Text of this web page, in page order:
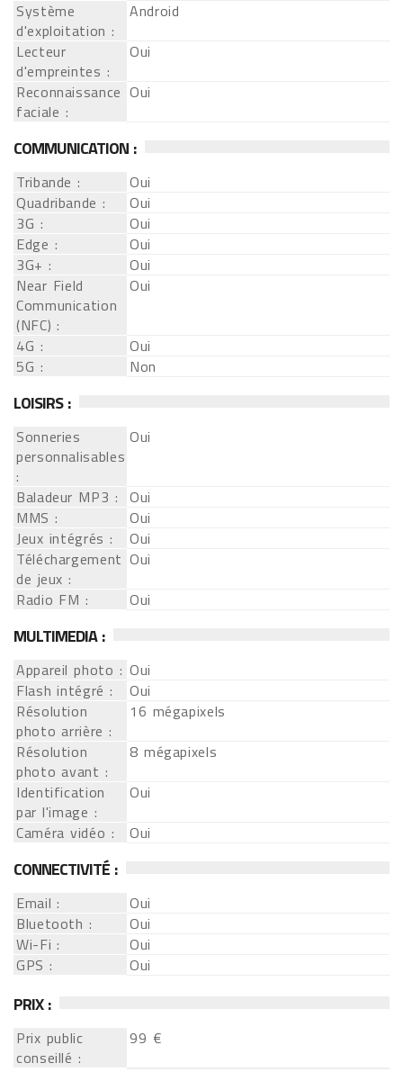
Système
d'exploitation :
Android
Lecteur
d'empreintes :
Oui
Reconnaissance
faciale :
Oui
COMMUNICATION :
Tribande :
Oui
Quadribande :
Oui
3G :
Oui
Edge :
Oui
3G+ :
Oui
Near Field
Communication
(NFC) :
Oui
4G :
Oui
5G :
Non
LOISIRS :
Sonneries
personnalisables
:
Oui
Baladeur MP3 : Oui
MMS :
Oui
Jeux intégrés :
Oui
Téléchargement
de jeux :
Oui
Radio FM :
Oui
MULTIMEDIA :
Appareil photo : Oui
Flash intégré :
Oui
Résolution
photo arrière :
16 mégapixels
Résolution
photo avant :
8 mégapixels
Identification
par l'image :
Oui
Caméra vidéo :
Oui
CONNECTIVITÉ :
Email :
Oui
Bluetooth :
Oui
Wi-Fi :
Oui
GPS :
Oui
PRIX :
Prix public
conseillé :
99 €